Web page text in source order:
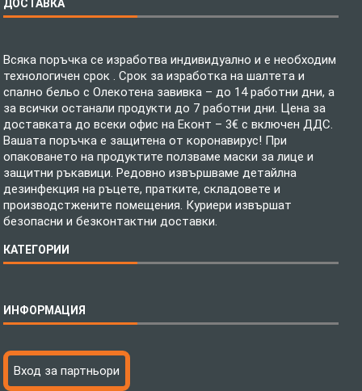
ДОСТАВКА
Всяка поръчка се изработва индивидуално и е необходим
технологичен срок . Срок за изработка на шалтета и
спално бельо с Олекотена завивка – до 14 работни дни, а
за всички останали продукти до 7 работни дни. Цена за
доставката до всеки офис на Еконт – 3€ с включен ДДС.
Вашата поръчка е защитена от коронавирус! При
опаковането на продуктите ползваме маски за лице и
защитни ръкавици. Редовно извършваме детайлна
дезинфекция на ръцете, пратките, складовете и
производстжените помещения. Куриери извършат
безопасни и безконтактни доставки.
КАТЕГОРИИ
Бебешки спални комплекти
Тениски с пълноцветен печат
Хавлиени кърпи
ИНФОРМАЦИЯ
Технология на печатане
Файлове за печат
Вход за партньори